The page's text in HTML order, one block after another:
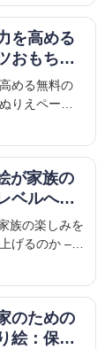
多くの大人
値を過小評
る気晴らし
を高める
おもちゃ
める無料の
りえページ
発達におけ
子供たちに
し以上のも
が家族の
ベルへ引
5つの主
族の楽しみを
げるのか – 5
メントが主
家族は再び
のための
絵：保護